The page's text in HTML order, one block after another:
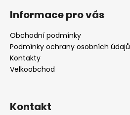
Informace pro vás
Obchodní podmínky
Podmínky ochrany osobních údajů
Kontakty
Velkoobchod
Kontakt